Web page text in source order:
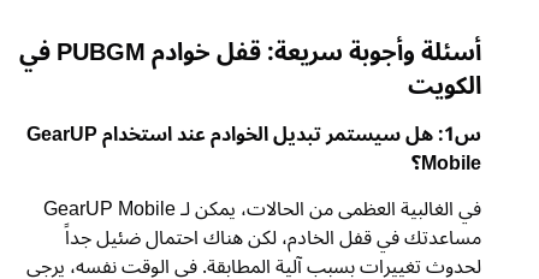
أسئلة وأجوبة سريعة: قفل خوادم PUBGM في
الكويت
س1: هل سيستمر تبديل الخوادم عند استخدام GearUP
Mobile؟
في الغالبية العظمى من الحالات، يمكن لـ GearUP Mobile
مساعدتك في قفل الخادم، لكن هناك احتمال ضئيل جداً
لحدوث تغييرات بسبب آلية المطابقة. في الوقت نفسه، يرجى